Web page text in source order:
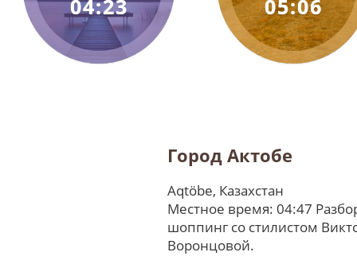
04:23
05:06
Город Актобе
Aqtöbe, Казахстан
Местное время: 04:47
шоппинг со стилистом
Воронцовой.